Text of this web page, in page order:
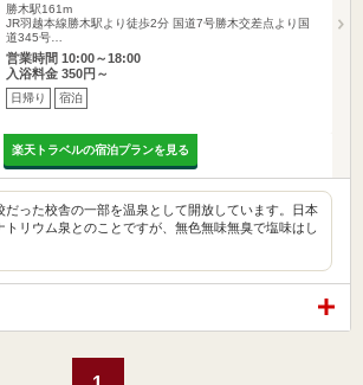
勝木駅161m
JR羽越本線勝木駅より徒歩2分 国道7号勝木交差点より国
道345号…
営業時間 10:00～18:00
入浴料金 350円～
日帰り 宿泊
楽天トラベルの宿泊プランを見る
だった校舎の一部を温泉として開放しています。日本
トリウム泉とのことですが、無色無味無臭で塩味はし